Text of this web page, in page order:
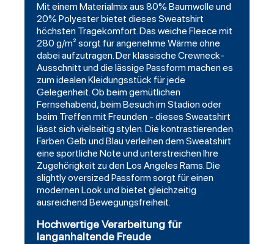
Mit einem Materialmix aus 80% Baumwolle und
20% Polyester bietet dieses Sweatshirt
höchsten Tragekomfort. Das weiche Fleece mit
280 g/m² sorgt für angenehme Wärme ohne
dabei aufzutragen. Der klassische Crewneck-
Ausschnitt und die lässige Passform machen es
zum idealen Kleidungsstück für jede
Gelegenheit. Ob beim gemütlichen
Fernsehabend, beim Besuch im Stadion oder
beim Treffen mit Freunden - dieses Sweatshirt
lässt sich vielseitig stylen. Die kontrastierenden
Farben Gelb und Blau verleihen dem Sweatshirt
eine sportliche Note und unterstreichen Ihre
Zugehörigkeit zu den Los Angeles Rams. Die
slightly oversized Passform sorgt für einen
modernen Look und bietet gleichzeitig
ausreichend Bewegungsfreiheit.
Hochwertige Verarbeitung für
langanhaltende Freude